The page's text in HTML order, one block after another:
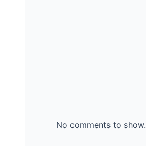
No comments to show.